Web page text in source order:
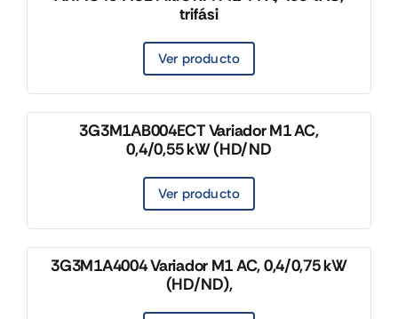
trifási
Ver producto
3G3M1AB004ECT Variador M1 AC,
0,4/0,55 kW (HD/ND
Ver producto
3G3M1A4004 Variador M1 AC, 0,4/0,75 kW
(HD/ND),